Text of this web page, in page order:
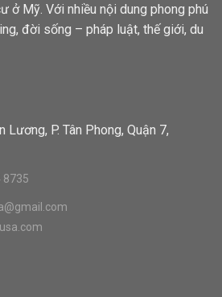
ở Mỹ. Với nhiều nội dung phong phú
đời sống – pháp luật, thế giới, du
P. Tân Phong, Quận 7,
8735